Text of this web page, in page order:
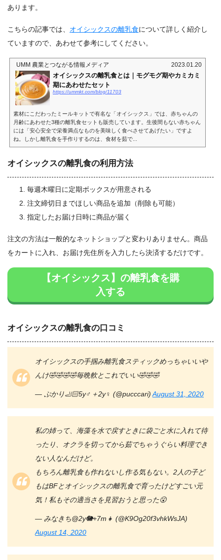
あります。
こちらの記事では、 オイシックスの離乳食について詳しく紹介し
ていますので、あわせて参考にしてください。
UMM 農業とつながる情報メディア 2023.01.20
オイシックスの離乳食とは｜モグモグ期やカミカミ
期にあわせたセット
https://ummkt.com/blog/11703
素材にこだわったミールキットで有名な「オイシックス」では、赤ちゃんの
月齢にあわせた3種の離乳食セットも販売しています。生後間もない赤ちゃん
には「安心安全で栄養満点なものを美味しく食べさせてあげたい」ですよ
ね。しかし離乳食を手作りするのは、食材を茹で...
オイシックスの離乳食の利用方法
毎週木曜日に定期ボックスが用意される
注文締切日までほしい商品を追加（削除も可能）
指定したお届け日時に商品が届く
注文の方法は一般的なネットショップと変わりありません。商品
をカートに入れ、お届け先住所を入力したら決済するだけです。
【オイシックス】の離乳食を購
入する
オイシックスの離乳食の口コミ
オイシックスの手掴み離乳食スティックめっちゃいいや
んけ🤣🤣🤣🤣毎晩軟とこれでいい🤣🤣🤣
— ぷかり🦶🏻5y♂＋2y♀ (@pucccari) August 31, 2020
私の姉って、海藻を水で戻すときに袋ごと水に入れて待
ったり、オクラを切ってから茹でちゃうぐらい料理でき
ない人なんだけど。
もちろん離乳食も作れないし作る気もない。2人の子ど
もはBFとオイシックスの離乳食で育ったけどすごい元
気！私もその適当さを見習おうと思った😮
— みなきち@2y🐘+7m👧 (@K9Og20f3vhkWsJA)
August 14, 2020